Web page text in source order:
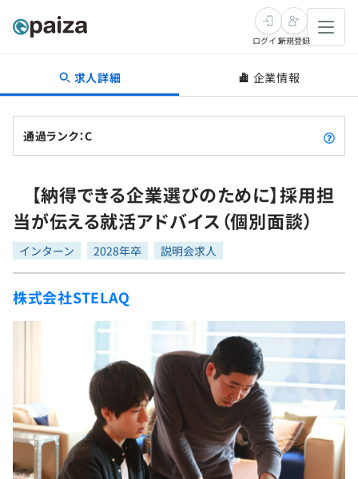
転職・キャリア
転職成功ガイド
転職エージェント
インタビュー
転職成功ガイド
新卒就活
求人検索
本選考
インターン
新卒エージェント
イベント・セミナー
インタビュー
就活成功ガイド
学習
問題集
プラン
プログラミング言語
再チャレンジ結果一覧
ゲーム・マンガ
Tech Team Journal
note
ログイン新規登録
求人詳細 企業情報
通過ランク：C
【納得できる企業選びのために】採用担
当が伝える就活アドバイス（個別面談）
インターン 2028年卒 説明会求人
株式会社STELAQ